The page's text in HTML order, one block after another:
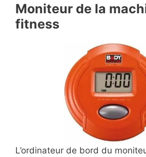
Moniteur de la
fitness
L’ordinateur de bord du